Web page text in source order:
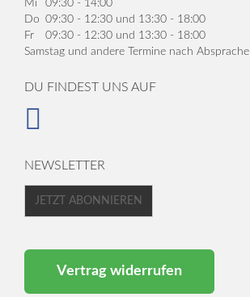
Mi
09:30 - 14:00
Do 09:30 - 12:30 und 13:30 - 18:00
Fr
09:30 - 12:30 und 13:30 - 18:00
Samstag und andere Termine nach Absprache
DU FINDEST UNS AUF
NEWSLETTER
JETZT ABONNIEREN
Vertrag widerrufen